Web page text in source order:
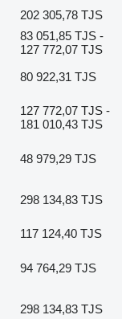
202 305,78 TJS
83 051,85 TJS -
127 772,07 TJS
80 922,31 TJS
127 772,07 TJS -
181 010,43 TJS
48 979,29 TJS
298 134,83 TJS
117 124,40 TJS
94 764,29 TJS
298 134,83 TJS